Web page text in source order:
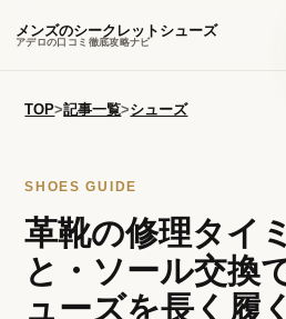
メンズのシークレットシューズ
アデロの口コミ徹底攻略ナビ
TOP>記事一覧>シューズ
SHOES GUIDE
革靴の修理タイ
と・ソール交換
ューズを長く履く